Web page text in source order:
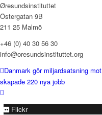
Øresundsinstituttet
Östergatan 9B
211 25 Malmö
+46 (0) 40 30 56 30
info@oresundsinstituttet.org
Danmark gör miljardsatsning
skapade 220 nya jobb
Flickr